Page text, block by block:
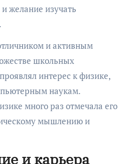
желание изучать
и активным
школьных
интерес к физике,
наукам.
много раз отмечала его
мышлению и
и карьера